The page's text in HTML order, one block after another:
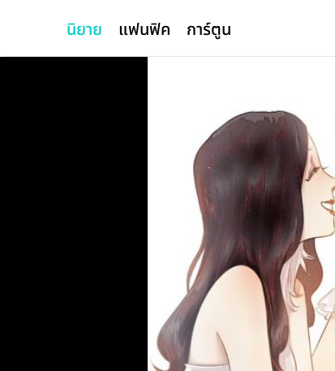
นิยาย แฟนฟิค การ์ตูน